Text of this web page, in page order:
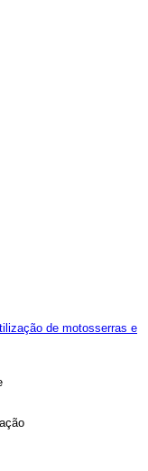
de motosserras e